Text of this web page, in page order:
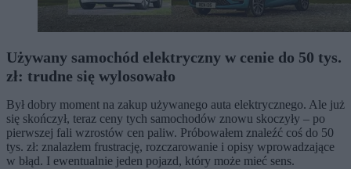
Używany samochód elektryczny w cenie do 50 tys.
zł: trudne się wylosowało
Był dobry moment na zakup używanego auta elektrycznego. Ale już
się skończył, teraz ceny tych samochodów znowu skoczyły – po
pierwszej fali wzrostów cen paliw. Próbowałem znaleźć coś do 50
tys. zł: znalazłem frustrację, rozczarowanie i opisy wprowadzające
w błąd. I ewentualnie jeden pojazd, który może mieć sens.